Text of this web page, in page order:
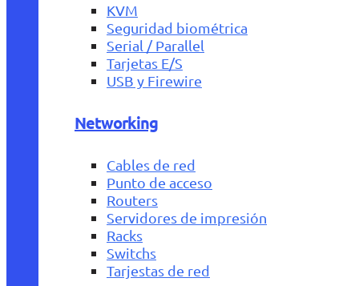
KVM
Seguridad biométrica
Serial / Parallel
Tarjetas E/S
USB y Firewire
Networking
Cables de red
Punto de acceso
Routers
Servidores de impresión
Racks
Switchs
Tarjestas de red